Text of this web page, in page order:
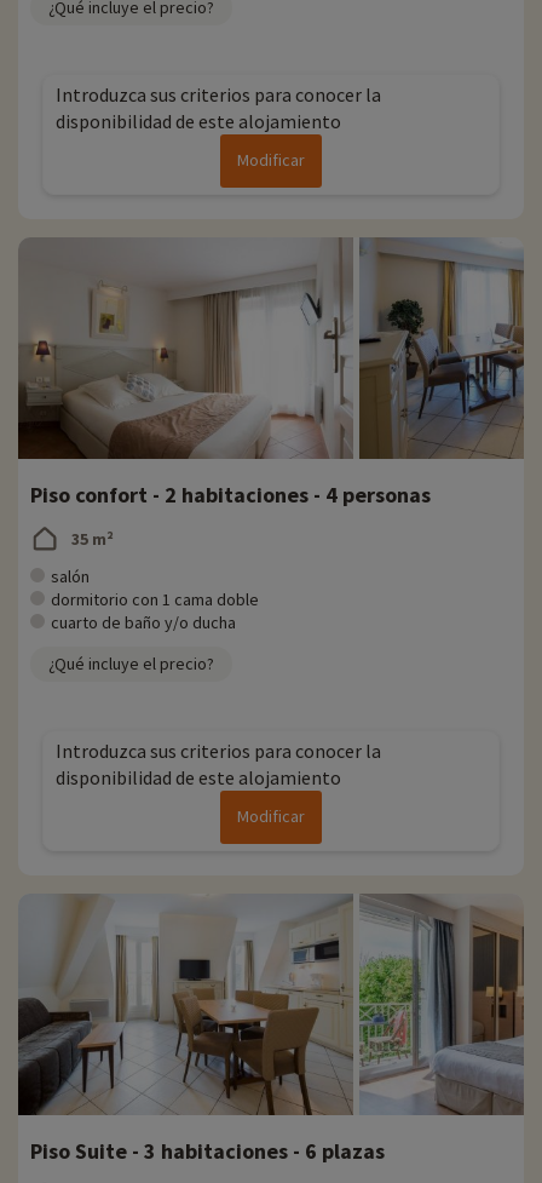
En Familytrip descubrimos cada año nuevas actividades familiares
clic aquí!
- Se aceptan mascotas, con coste adicional
¿Qué incluye el precio?
Introduzca sus criterios para conocer la
disponibilidad de este alojamiento
Modificar
Piso confort - 2 habitaciones - 4 personas
35 m²
salón
dormitorio con 1 cama doble
cuarto de baño y/o ducha
¿Qué incluye el precio?
Introduzca sus criterios para conocer la
disponibilidad de este alojamiento
Modificar
Piso Suite - 3 habitaciones - 6 plazas